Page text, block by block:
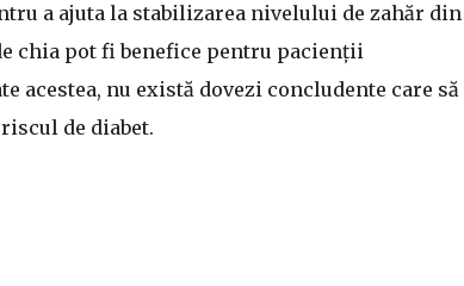
a ajuta la stabilizarea nivelului de zahăr din
chia pot fi benefice pentru pacienții
acestea, nu există dovezi concludente care să
de diabet.